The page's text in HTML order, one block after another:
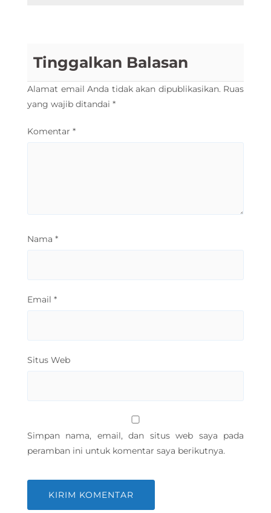
Tinggalkan Balasan
Alamat email Anda tidak akan dipublikasikan. Ruas
yang wajib ditandai *
Komentar *
Nama *
Email *
Situs Web
Simpan nama, email, dan situs web saya pada
peramban ini untuk komentar saya berikutnya.